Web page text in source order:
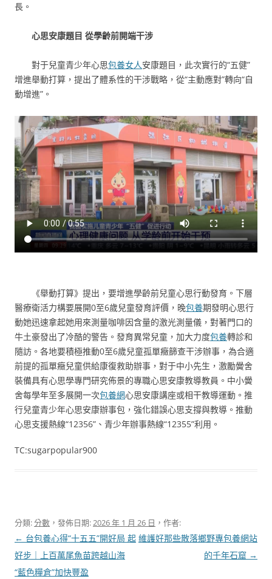
長。
心思安康題目 從學齡前開端干涉
對于兒童青少年心思包養女人安康題目，此次實行的“五健”
增進舉動打算，提出了體系性的干涉戰略，從“主動應對”轉向“自
動增進”。
《舉動打算》提出，要增進學齡前兒童心思行動發育。下層
醫療衛活力構要展開0至6歲兒童發育評價，晚包養期發明心思行
動她迅速拿起她用來測量咖啡因含量的激光測量儀，對著門口的
牛土豪發出了冷酷的警告。發育異常兒童，加大力度包養轉診和
隨訪。各地要積極推動0至6歲兒童孤單癥篩查干涉辦事，為合適
前提的孤單癥兒童供給康復救助辦事，對于中小先生，激勵黌舍
裝備具有心思學專門研究佈景的專職心思安康教導教員。中小黌
舍每學年至多展開一次包養網心思安康講座或相干教導運動。推
行兒童青少年心思安康辦事包，強化錯誤心思支撐與教導。推動
心思支援熱線“12356”、青少年辦事熱線“12355”利用。
TC:sugarpopular900
分類:分數 ，發佈日期:2026 年 1 月 26 日 ，作者:
文
章
導
← 台包養心得“十五五”開好局 起
好步｜上百萬尾魚苗跨越山海
“藍色糧倉”加快豐盈
維護好那些散落鄉野專包養網站
的千年石窟 →